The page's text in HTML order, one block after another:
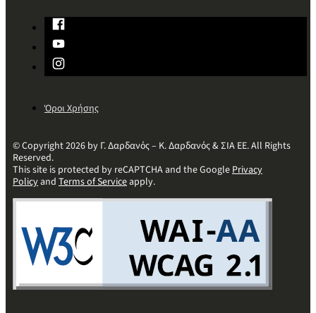
Όροι Χρήσης
© Copyright 2026 by Γ. Δαρδανός – Κ. Δαρδανός & ΣΙΑ ΕΕ. All Rights
Reserved.
This site is protected by reCAPTCHA and the GooglePrivacy
Policyand Terms of Serviceapply.